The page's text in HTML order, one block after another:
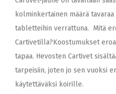
kolminkertainen määrä
tabletteihin verrattuna. Mitä
Cartivetilla?Koostumukset
tapaa. Hevosten Cartivet
tarpeisiin, joten jo sen vuoksi
käytettäväksi koirille.